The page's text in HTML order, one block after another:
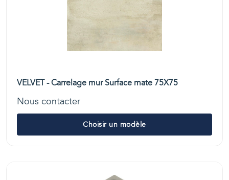
VELVET - Carrelage mur Surface mate 75X75
Nous contacter
Choisir un modèle